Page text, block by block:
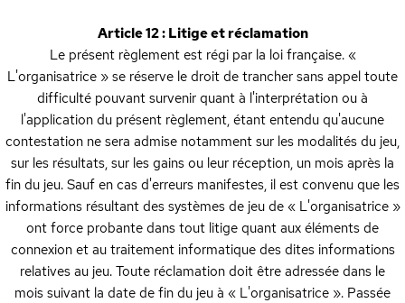
Article 12 : Litige et réclamation
Le présent règlement est régi par la loi française. «
L'organisatrice » se réserve le droit de trancher sans appel toute
difficulté pouvant survenir quant à l'interprétation ou à
l'application du présent règlement, étant entendu qu'aucune
contestation ne sera admise notamment sur les modalités du jeu,
sur les résultats, sur les gains ou leur réception, un mois après la
fin du jeu. Sauf en cas d'erreurs manifestes, il est convenu que les
informations résultant des systèmes de jeu de « L'organisatrice »
ont force probante dans tout litige quant aux éléments de
connexion et au traitement informatique des dites informations
relatives au jeu. Toute réclamation doit être adressée dans le
mois suivant la date de fin du jeu à « L'organisatrice ». Passée